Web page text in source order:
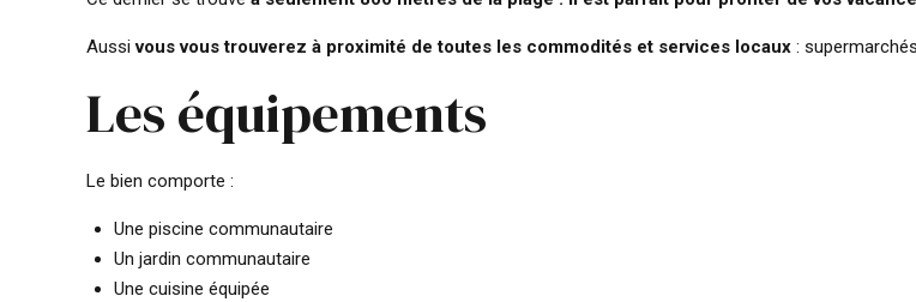
Aussi vous vous trouverez à proximité de toutes les commodités et services locaux :
Les équipements
Le bien comporte :
Une piscine communautaire
Un jardin communautaire
Une cuisine équipée